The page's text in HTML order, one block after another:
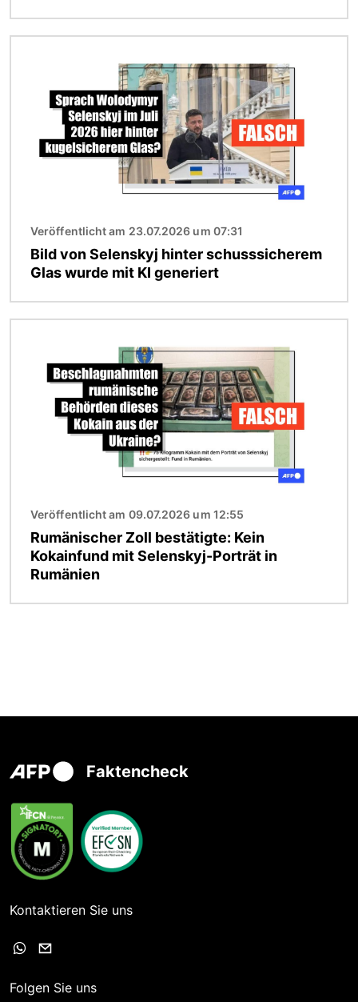
Veröffentlicht am 23.07.2026 um 07:31
Bild von Selenskyj hinter schusssicherem
Glas wurde mit KI generiert
Veröffentlicht am 09.07.2026 um 12:55
Rumänischer Zoll bestätigte: Kein
Kokainfund mit Selenskyj-Porträt in
Rumänien
Faktencheck
Kontaktieren Sie uns
Folgen Sie uns